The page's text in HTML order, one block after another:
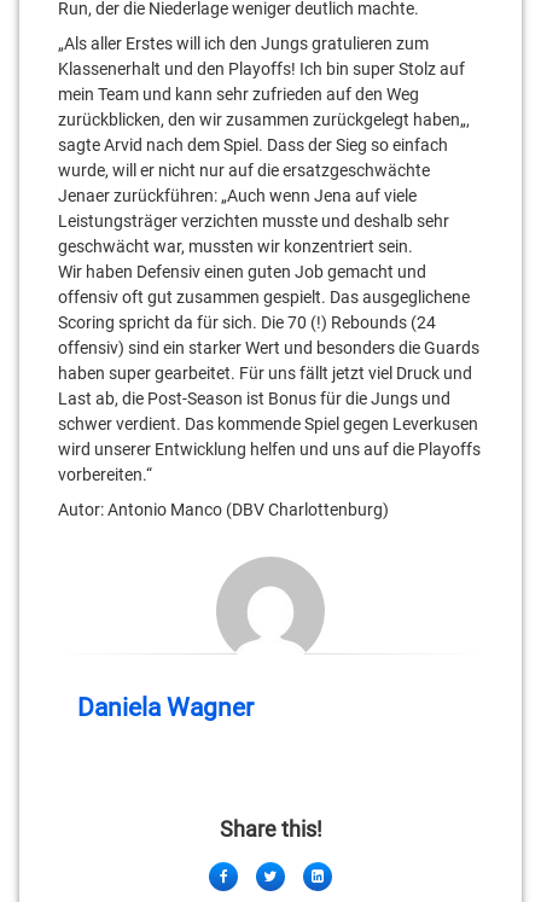
Run, der die Niederlage weniger deutlich machte.
„Als aller Erstes will ich den Jungs gratulieren zum
Klassenerhalt und den Playoffs! Ich bin super Stolz auf
mein Team und kann sehr zufrieden auf den Weg
zurückblicken, den wir zusammen zurückgelegt haben„,
sagte Arvid nach dem Spiel. Dass der Sieg so einfach
wurde, will er nicht nur auf die ersatzgeschwächte
Jenaer zurückführen: „Auch wenn Jena auf viele
Leistungsträger verzichten musste und deshalb sehr
geschwächt war, mussten wir konzentriert sein.
Wir haben Defensiv einen guten Job gemacht und
offensiv oft gut zusammen gespielt. Das ausgeglichene
Scoring spricht da für sich. Die 70 (!) Rebounds (24
offensiv) sind ein starker Wert und besonders die Guards
haben super gearbeitet. Für uns fällt jetzt viel Druck und
Last ab, die Post-Season ist Bonus für die Jungs und
schwer verdient. Das kommende Spiel gegen Leverkusen
wird unserer Entwicklung helfen und uns auf die Playoffs
vorbereiten.“
Autor: Antonio Manco (DBV Charlottenburg)
Daniela Wagner
Share this!
FacebookTwitterLinkedIn